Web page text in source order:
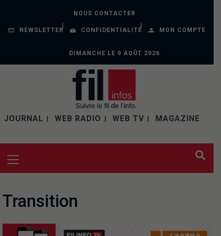
NOUS CONTACTER
NEWSLETTER CONFIDENTIALITÉ MON COMPTE
DIMANCHE LE 9 AOÛT 2026
JOURNAL WEB RADIO WEB TV MAGAZINE
Transition